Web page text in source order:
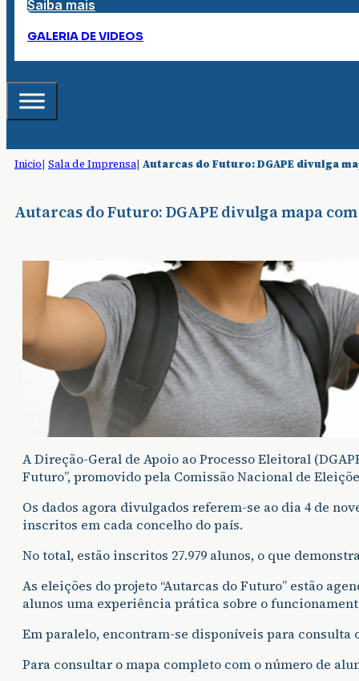
Saiba mais
GALERIA DE VIDEOS
Inicio| Sala de Imprensa| Autarcas do Futuro: DGAPE divulga
Autarcas do Futuro: DGAPE divulga mapa
A Direção-Geral de Apoio ao Processo Eleitoral
Futuro”, promovido pela Comissão Nacional de
Os dados agora divulgados referem-se ao dia 4 de
inscritos em cada concelho do país.
No total, estão inscritos 27.979 alunos, o que
As eleições do projeto “Autarcas do Futuro” estão
alunos uma experiência prática sobre o
Em paralelo, encontram-se disponíveis para consulta
Para consultar o mapa completo com o número de